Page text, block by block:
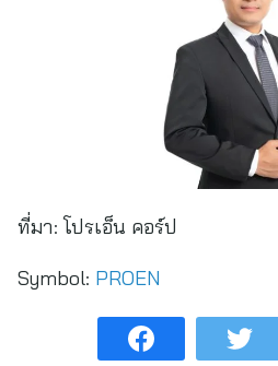
ที่มา: โปรเอ็น คอร์ป
Symbol: PROEN